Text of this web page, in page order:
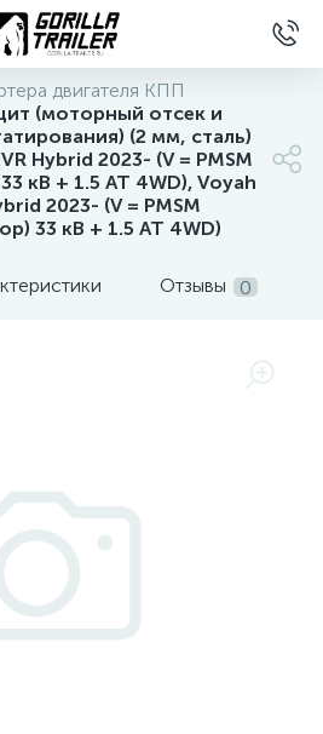
двигателя КПП
(моторный отсек и
(2 мм, сталь)
Hybrid 2023- (V = PMSM
кВ + 1.5 AT 4WD), Voyah
2023- (V = PMSM
33 кВ + 1.5 AT 4WD)
Отзывы 0